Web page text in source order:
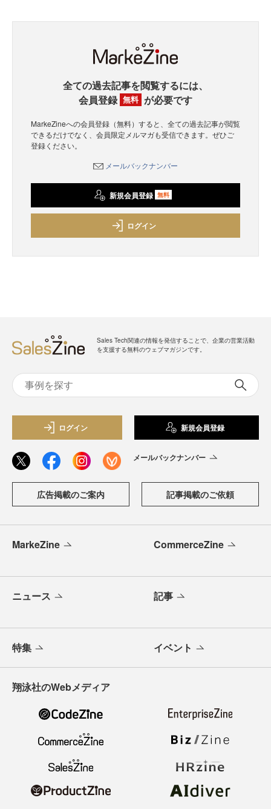
全ての過去記事を閲覧するには、
会員登録 無料 が必要です
MarkeZineへの会員登録（無料）すると、全ての過去記事が閲覧
できるだけでなく、会員限定メルマガも受信できます。ぜひご
登録ください。
メールバックナンバー
新規会員登録 無料
ログイン
Sales Tech関連の情報を発信することで、企業の営業活動
を支援する無料のウェブマガジンです。
ログイン 新規会員登録
メールバックナンバー
広告掲載のご案内 記事掲載のご依頼
MarkeZine CommerceZine
ニュース 記事
特集 イベント
翔泳社のWebメディア